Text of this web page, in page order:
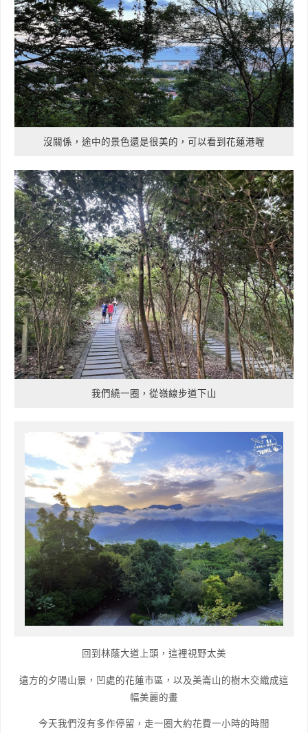
沒關係，途中的景色還是很美的，可以看到花蓮港喔
我們繞一圈，從嶺線步道下山
回到林蔭大道上頭，這裡視野太美
遠方的夕陽山景，凹處的花蓮市區，以及美崙山的樹木交織成這
幅美麗的畫
今天我們沒有多作停留，走一圈大約花費一小時的時間